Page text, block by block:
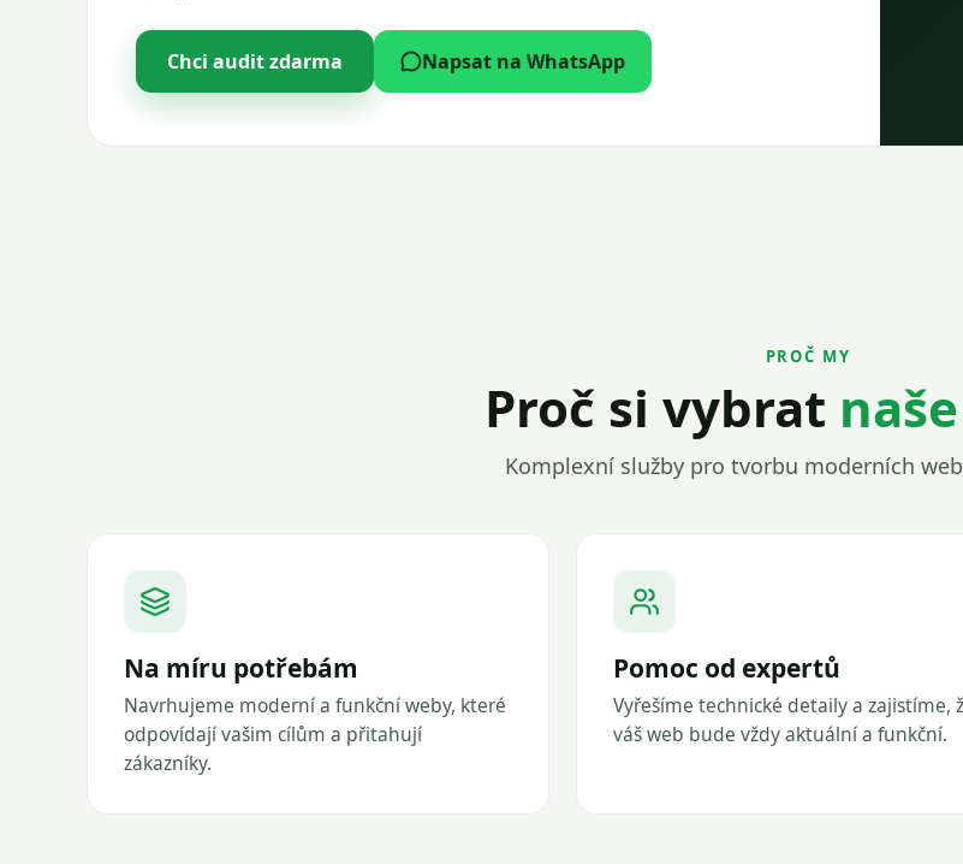
Chci audit zdarma Napsat na WhatsApp
PROČ MY
Proč si vybrat
Komplexní služby pro tvorbu moderních
Na míru potřebám
Navrhujeme moderní a funkční weby, které
odpovídají vašim cílům a přitahují
zákazníky.
Pomoc od expertů
Vyřešíme technické detaily a zajistíme,
váš web bude vždy aktuální a funkční.